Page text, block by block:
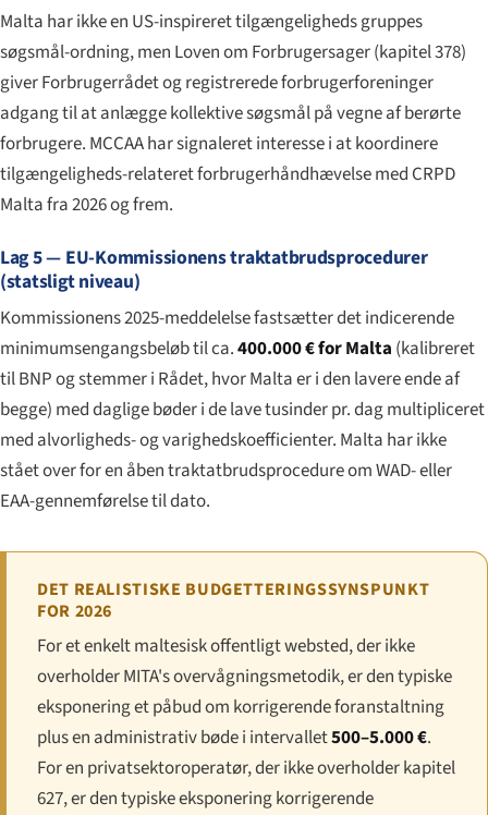
Malta har ikke en US-inspireret tilgængeligheds gruppes
søgsmål-ordning, men Loven om Forbrugersager (kapitel 378)
giver Forbrugerrådet og registrerede forbrugerforeninger
adgang til at anlægge kollektive søgsmål på vegne af berørte
forbrugere. MCCAA har signaleret interesse i at koordinere
tilgængeligheds-relateret forbrugerhåndhævelse med CRPD
Malta fra 2026 og frem.
Lag 5 — EU-Kommissionens traktatbrudsprocedurer
(statsligt niveau)
Kommissionens 2025-meddelelse fastsætter det indicerende
minimumsengangsbeløb til ca.400.000 € for Malta (kalibreret
til BNP og stemmer i Rådet, hvor Malta er i den lavere ende af
begge) med daglige bøder i de lave tusinder pr. dag multipliceret
med alvorligheds- og varighedskoefficienter. Malta har ikke
stået over for en åben traktatbrudsprocedure om WAD- eller
EAA-gennemførelse til dato.
DET REALISTISKE BUDGETTERINGSSYNSPUNKT
FOR 2026
For et enkelt maltesisk offentligt websted, der ikke
overholder MITA's overvågningsmetodik, er den typiske
eksponering et påbud om korrigerende foranstaltning
plus en administrativ bøde i intervallet500–5.000 €.
For en privatsektoroperatør, der ikke overholder kapitel
627, er den typiske eksponering korrigerende